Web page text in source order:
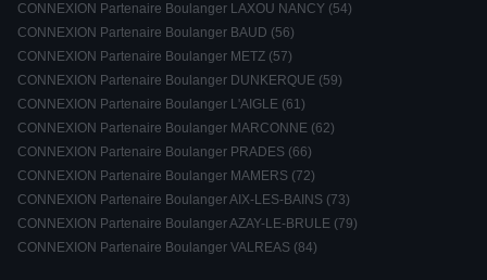
CONNEXION Partenaire Boulanger LAXOU NANCY (54)
CONNEXION Partenaire Boulanger BAUD (56)
CONNEXION Partenaire Boulanger METZ (57)
CONNEXION Partenaire Boulanger DUNKERQUE (59)
CONNEXION Partenaire Boulanger L'AIGLE (61)
CONNEXION Partenaire Boulanger MARCONNE (62)
CONNEXION Partenaire Boulanger PRADES (66)
CONNEXION Partenaire Boulanger MAMERS (72)
CONNEXION Partenaire Boulanger AIX-LES-BAINS (73)
CONNEXION Partenaire Boulanger AZAY-LE-BRULE (79)
CONNEXION Partenaire Boulanger VALREAS (84)